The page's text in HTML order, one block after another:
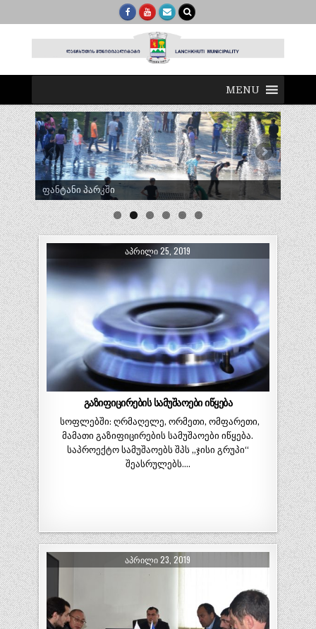
MENU
ტრადიციული ლელობურთი შუხუთში
ᲐᲞᲠᲘᲚᲘ 25, 2019
გაზიფიცირების სამუშაოები იწყება
სოფლებში: ღრმაღელე, ორმეთი, ომფარეთი,
მამათი გაზიფიცირების სამუშაოები იწყება.
საპროექტო სამუშაოებს შპს „ჯისი გრუპი“
შეასრულებს….
ᲐᲞᲠᲘᲚᲘ 23, 2019